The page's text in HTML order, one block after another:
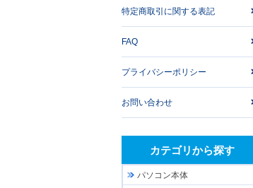
特定商取引に関する表記
FAQ
プライバシーポリシー
お問い合わせ
カテゴリから探す
パソコン本体